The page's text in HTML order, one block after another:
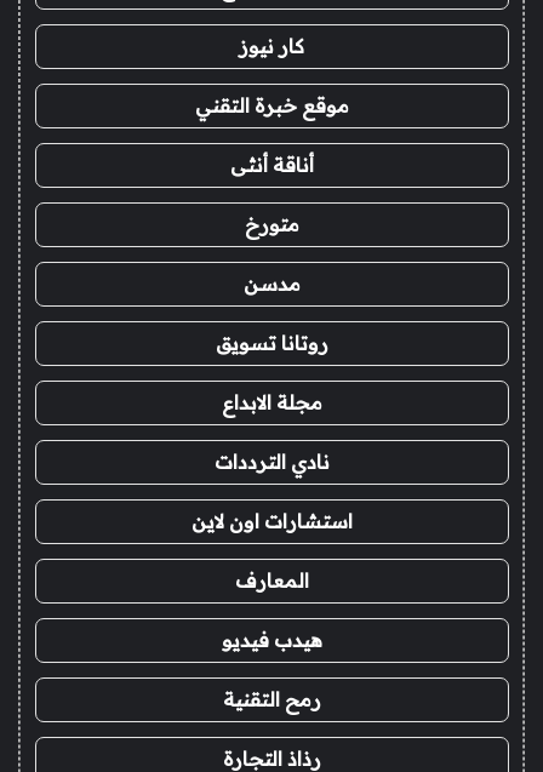
كار نيوز
موقع خبرة التقني
أناقة أنثى
متورخ
مدسن
روتانا تسويق
مجلة الابداع
نادي الترددات
استشارات اون لاين
المعارف
هيدب فيديو
رمح التقنية
رذاذ التجارة